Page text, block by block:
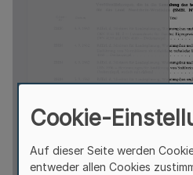
Cookie-
Auf dieser Seite werden
entweder allen Cookies